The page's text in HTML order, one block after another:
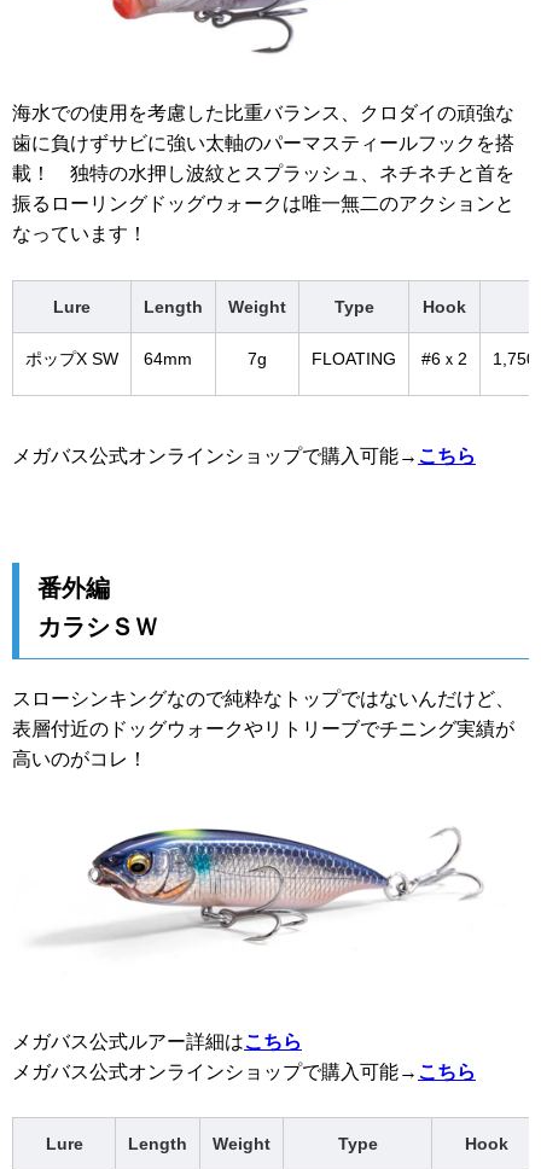
海水での使用を考慮した比重バランス、クロダイの頑強な
歯に負けずサビに強い太軸のパーマスティールフックを搭
載！ 独特の水押し波紋とスプラッシュ、ネチネチと首を
振るローリングドッグウォークは唯一無二のアクションと
なっています！
Lure Length Weight Type Hook
ポップX SW 64mm 7g FLOATING #6ｘ2 1,750
メガバス公式オンラインショップで購入可能→ こちら
番外編
カラシＳＷ
スローシンキングなので純粋なトップではないんだけど、
表層付近のドッグウォークやリトリーブでチニング実績が
高いのがコレ！
メガバス公式ルアー詳細はこちら
メガバス公式オンラインショップで購入可能→ こちら
Lure Length Weight Type Hook